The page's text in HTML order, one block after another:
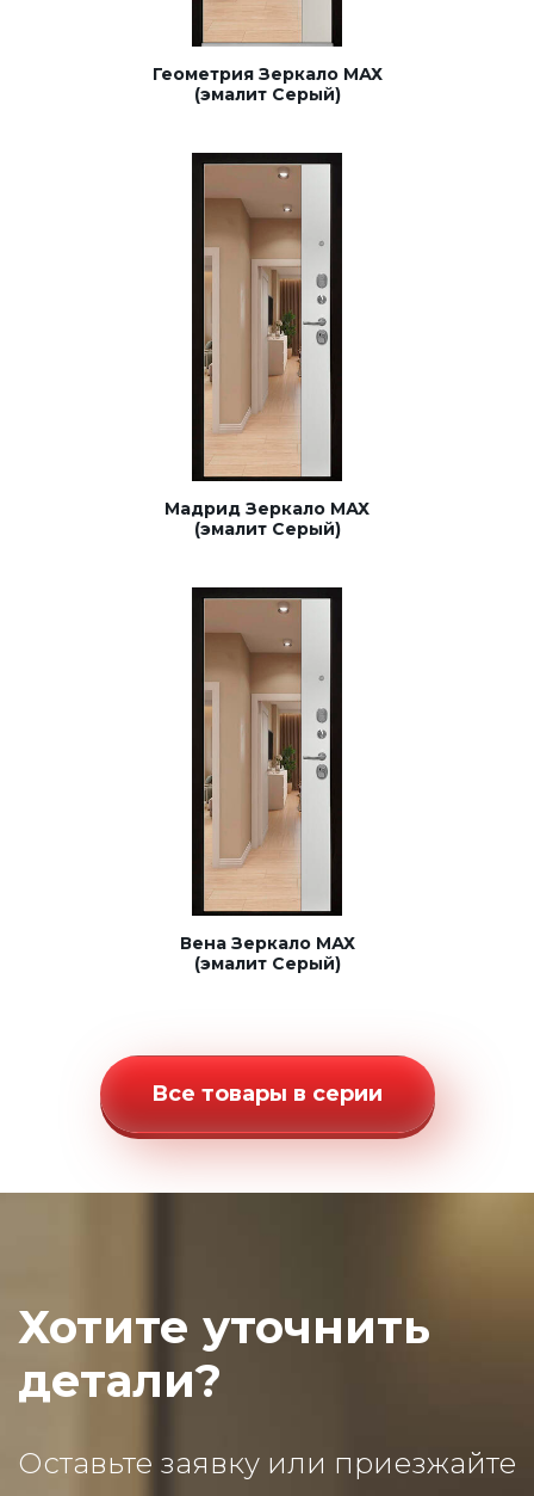
Геометрия Зеркало МАХ
(эмалит Серый)
Мадрид Зеркало МАХ
(эмалит Серый)
Вена Зеркало МАХ
(эмалит Серый)
Все товары в серии
Хотите уточнить
детали?
Оставьте заявку или приезжайте